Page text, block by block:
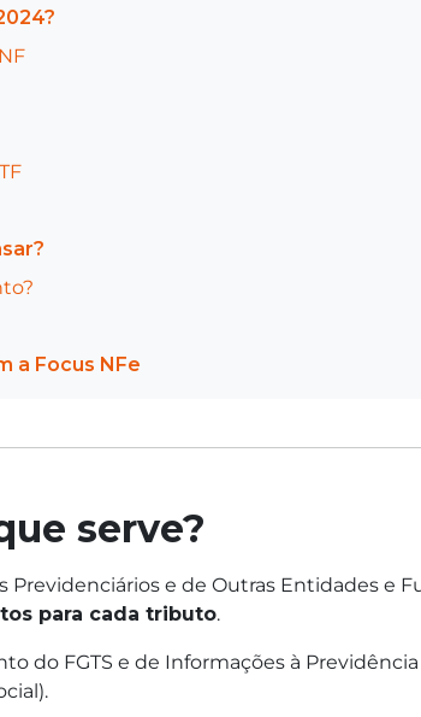
a Focus NFe
serve?
Previdenciários e de Outras Entidades e
para cada tributo.
do FGTS e de Informações à